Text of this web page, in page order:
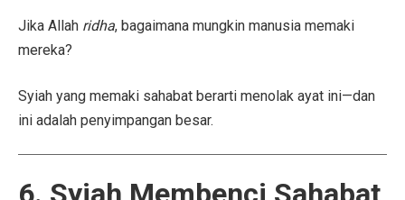
Jika Allah ridha, bagaimana mungkin manusia memaki
mereka?
Syiah yang memaki sahabat berarti menolak ayat ini—dan
ini adalah penyimpangan besar.